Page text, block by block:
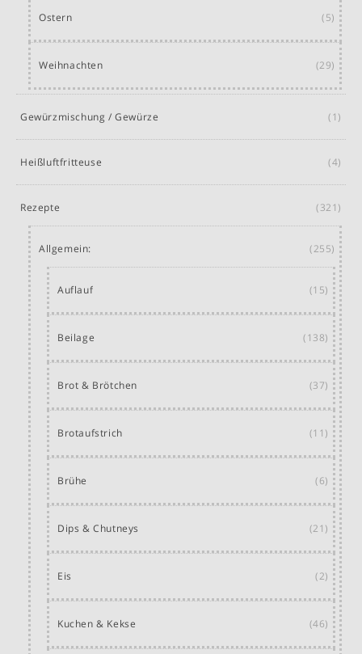
Ostern (5)
Weihnachten (29)
Gewürzmischung / Gewürze (1)
Heißluftfritteuse (4)
Rezepte (321)
Allgemein: (255)
Auflauf (15)
Beilage (138)
Brot & Brötchen (37)
Brotaufstrich (11)
Brühe (6)
Dips & Chutneys (21)
Eis (2)
Kuchen & Kekse (46)